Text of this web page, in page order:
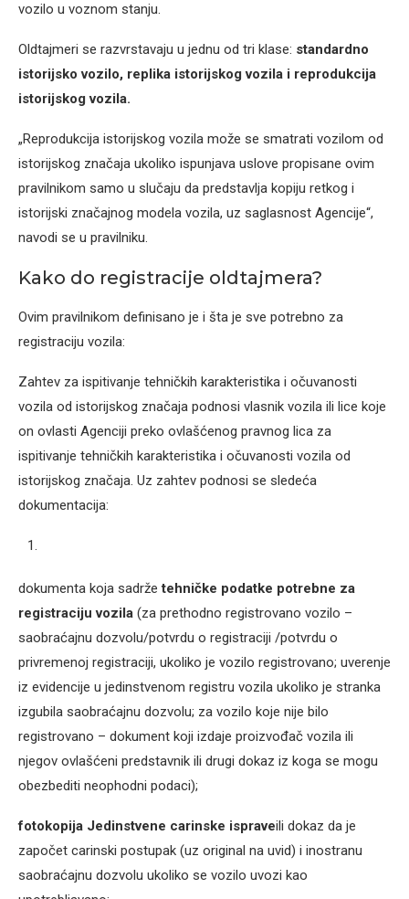
vozilo u voznom stanju.
Oldtajmeri se razvrstavaju u jednu od tri klase: standardno
istorijsko vozilo, replika istorijskog vozila i reprodukcija
istorijskog vozila.
„Reprodukcija istorijskog vozila može se smatrati vozilom od
istorijskog značaja ukoliko ispunjava uslove propisane ovim
pravilnikom samo u slučaju da predstavlja kopiju retkog i
istorijski značajnog modela vozila, uz saglasnost Agencije“,
navodi se u pravilniku.
Kako do registracije oldtajmera?
Ovim pravilnikom definisano je i šta je sve potrebno za
registraciju vozila:
Zahtev za ispitivanje tehničkih karakteristika i očuvanosti
vozila od istorijskog značaja podnosi vlasnik vozila ili lice koje
on ovlasti Agenciji preko ovlašćenog pravnog lica za
ispitivanje tehničkih karakteristika i očuvanosti vozila od
istorijskog značaja. Uz zahtev podnosi se sledeća
dokumentacija:
dokumenta koja sadržetehničke podatke potrebne za
registraciju vozila (za prethodno registrovano vozilo –
saobraćajnu dozvolu/potvrdu o registraciji /potvrdu o
privremenoj registraciji, ukoliko je vozilo registrovano; uverenje
iz evidencije u jedinstvenom registru vozila ukoliko je stranka
izgubila saobraćajnu dozvolu; za vozilo koje nije bilo
registrovano – dokument koji izdaje proizvođač vozila ili
njegov ovlašćeni predstavnik ili drugi dokaz iz koga se mogu
obezbediti neophodni podaci);
fotokopija Jedinstvene carinske ispraveili dokaz da je
započet carinski postupak (uz original na uvid) i inostranu
saobraćajnu dozvolu ukoliko se vozilo uvozi kao